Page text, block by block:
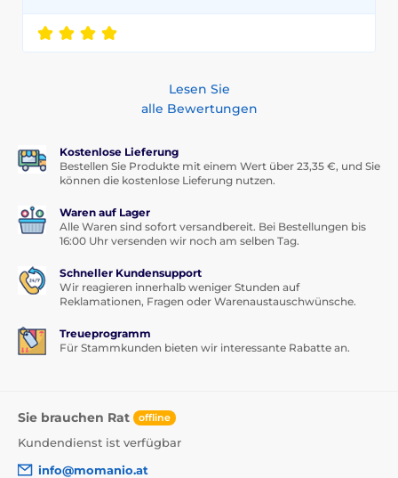
Lesen Sie
alle Bewertungen
Kostenlose Lieferung
Bestellen Sie Produkte mit einem Wert über 23,35 €, und Sie
können die kostenlose Lieferung nutzen.
Waren auf Lager
Alle Waren sind sofort versandbereit. Bei Bestellungen bis
16:00 Uhr versenden wir noch am selben Tag.
Schneller Kundensupport
Wir reagieren innerhalb weniger Stunden auf
Reklamationen, Fragen oder Warenaustauschwünsche.
Treueprogramm
Für Stammkunden bieten wir interessante Rabatte an.
Sie brauchen Rat offline
Kundendienst ist verfügbar
info@momanio.at